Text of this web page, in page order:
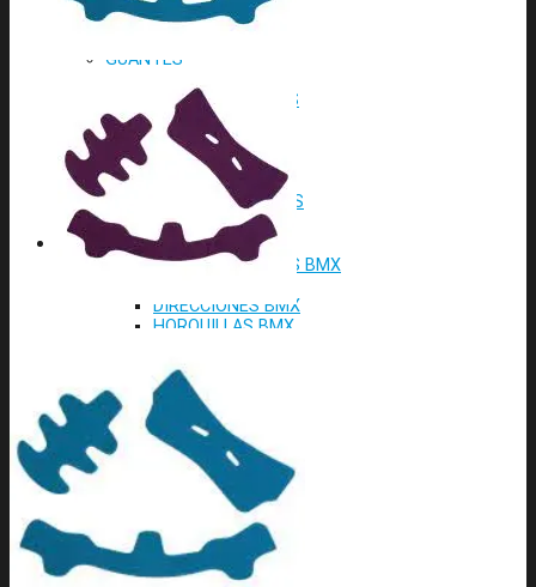
ESPINILLERAS
GUANTES
PECHERAS/ESPALDERAS
REPUESTOS
REPUESTOS CASCOS
RODILLERAS
ROPA
SETS DE PROTECCIONES
TOBILLERAS
BMX
BICICLETAS COMPLETAS BMX
DIRECCIONES BMX
HORQUILLAS BMX
POTENCIAS BMX
PUÑOS BMX
TRANMISION BMX
PEDALES BMX
PLATOS BMX
CUBIERTAS Y MAS BMX
CUBIERTAS BMX
SILLINES BMX
TIJAS BMX
GRIND BMX